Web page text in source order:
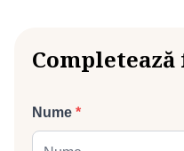
Nume *